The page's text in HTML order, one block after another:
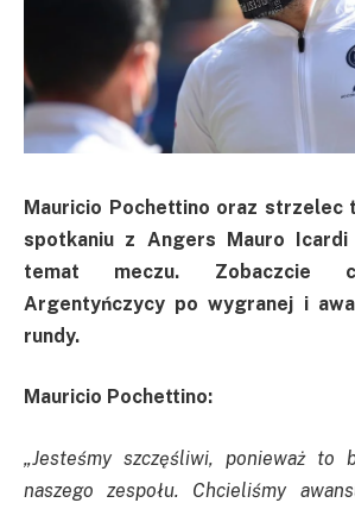
Mauricio Pochettino oraz strzelec
spotkaniu z Angers Mauro
temat meczu. Zobaczcie
Argentyńczycy po wygranej i
rundy.
Mauricio Pochettino:
„Jesteśmy szczęśliwi, ponieważ to
naszego zespołu. Chcieliśmy